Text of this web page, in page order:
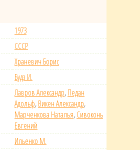
1973
СССР
Храневич Борис
Будз И.
Лавров Александр,Педан
Адольф,Викен Александр,
Марченкова Наталья,Сивоконь
Евгений
Ильенко М.